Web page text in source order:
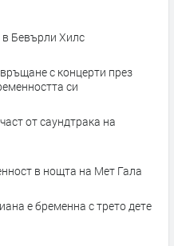
Бевърли Хилс
с концерти през
си
от саундтрака на
в нощта на Мет Гала
е бременна с трето дете